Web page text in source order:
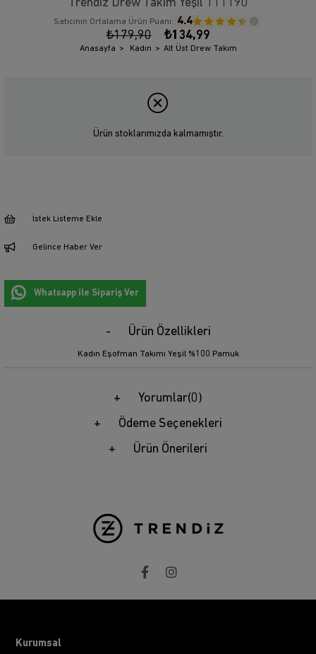
Trendiz Drew Takım Yeşil 111190
Satıcının Ortalama Ürün Puanı: 4.4
₺179,90 ₺134,99
Anasayfa Kadın Alt Üst Drew Takım
Ürün stoklarımızda kalmamıştır.
İstek Listeme Ekle
Gelince Haber Ver
Whatsapp ile Sipariş Ver
Ürün Özellikleri
Kadın Eşofman Takımı Yeşil %100 Pamuk
Yorumlar(0)
Ödeme Seçenekleri
Ürün Önerileri
Kurumsal